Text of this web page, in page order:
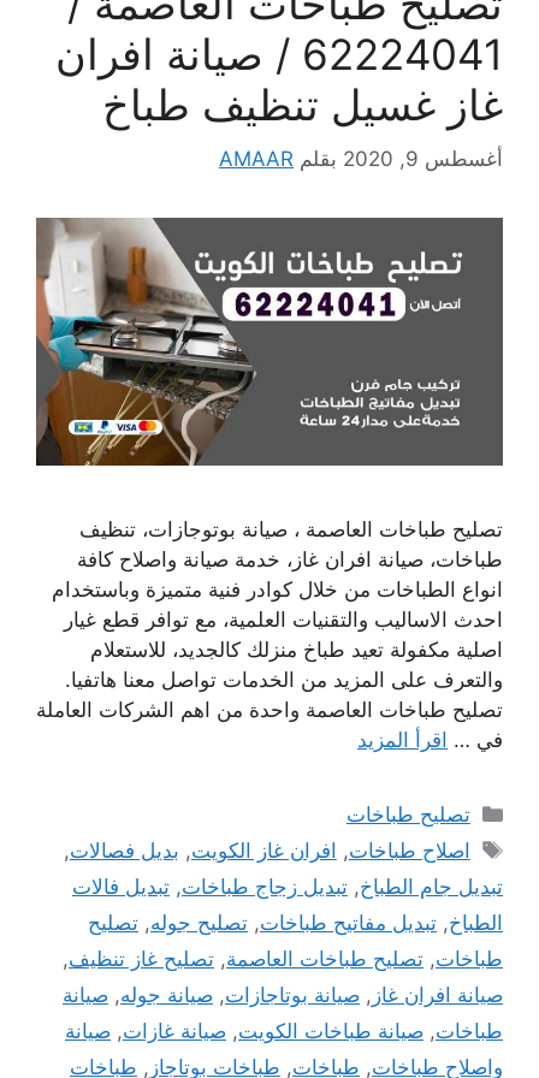
62224041 / صيانة افران
غاز غسيل تنظيف طباخ
أغسطس 9, 2020 بقلم AMAAR
تصليح طباخات العاصمة ، صيانة بوتوجازات، تنظيف
طباخات، صيانة افران غاز، خدمة صيانة واصلاح كافة
انواع الطباخات من خلال كوادر فنية متميزة وباستخدام
احدث الاساليب والتقنيات العلمية، مع توافر قطع غيار
اصلية مكفولة تعيد طباخ منزلك كالجديد، للاستعلام
والتعرف على المزيد من الخدمات تواصل معنا هاتفيا.
تصليح طباخات العاصمة واحدة من اهم الشركات العاملة
في … اقرأ المزيد
التصنيفات
تصليح طباخات
الوسوم
اصلاح طباخات, افران غاز الكويت, بديل فصالات,
تبديل جام الطباخ, تبديل زجاج طباخات, تبديل فالات
الطباخ, تبديل مفاتيح طباخات, تصليح جوله, تصليح
طباخات, تصليح طباخات العاصمة, تصليح غاز تنظيف,
صيانة افران غاز , صيانة بوتاجازات, صيانة جوله, صيانة
طباخات, صيانة طباخات الكويت, صيانة غازات, صيانة
واصلاح طباخات, طباخات, طباخات بوتاجاز , طباخات